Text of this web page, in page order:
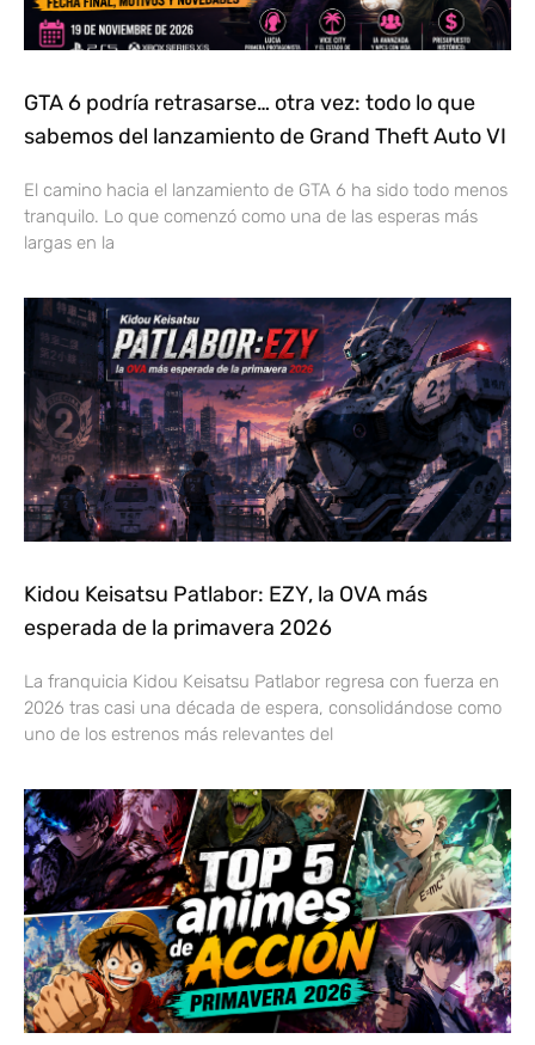
GTA 6 podría retrasarse… otra vez: todo lo que
sabemos del lanzamiento de Grand Theft Auto VI
El camino hacia el lanzamiento de GTA 6 ha sido todo menos
tranquilo. Lo que comenzó como una de las esperas más
largas en la
Kidou Keisatsu Patlabor: EZY, la OVA más
esperada de la primavera 2026
La franquicia Kidou Keisatsu Patlabor regresa con fuerza en
2026 tras casi una década de espera, consolidándose como
uno de los estrenos más relevantes del